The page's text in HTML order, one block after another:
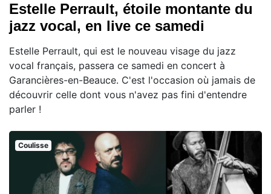
Estelle Perrault, étoile montante du
jazz vocal, en live ce samedi
Estelle Perrault, qui est le nouveau visage du jazz
vocal français, passera ce samedi en concert à
Garancières-en-Beauce. C'est l'occasion où jamais de
découvrir celle dont vous n'avez pas fini d'entendre
parler !
Coulisse